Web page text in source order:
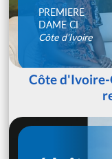
PREMIERE
DAME CI
Côte d'Ivoire
Côte